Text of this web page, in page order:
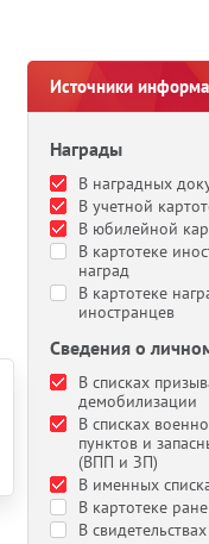
Источники
Награды
В наградных
В учетной
В юбилейной
В картотеке
наград
В картотеке
иностранцев
Сведения о
В списках
демобилизации
В списках
пунктов и
(ВПП и ЗП)
В именных
В картотеке
В